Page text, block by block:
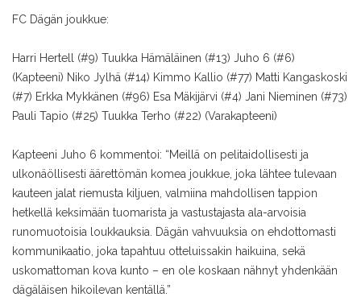
FC Dägän joukkue:
Harri Hertell (#9) Tuukka Hämäläinen (#13) Juho 6 (#6)
(Kapteeni) Niko Jylhä (#14) Kimmo Kallio (#77) Matti Kangaskoski
(#7) Erkka Mykkänen (#96) Esa Mäkijärvi (#4) Jani Nieminen (#73)
Pauli Tapio (#25) Tuukka Terho (#22) (Varakapteeni)
Kapteeni Juho 6 kommentoi: “Meillä on pelitaidollisesti ja
ulkonäöllisesti äärettömän komea joukkue, joka lähtee tulevaan
kauteen jalat riemusta kiljuen, valmiina mahdollisen tappion
hetkellä keksimään tuomarista ja vastustajasta ala-arvoisia
runomuotoisia loukkauksia.
Dägän vahvuuksia on ehdottomasti
kommunikaatio, joka tapahtuu otteluissakin haikuina, sekä
uskomattoman kova kunto – en ole koskaan nähnyt yhdenkään
dägäläisen hikoilevan kentällä.”